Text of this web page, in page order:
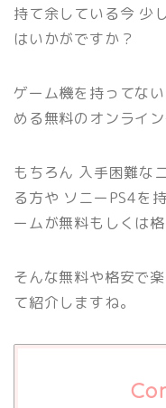
持て余している今 少
はいかがですか？
ゲーム機を持ってな
める無料のオンライ
もちろん 入手困難な
る方や ソニーPS4を
ームが無料もしくは
そんな無料や格安で
て紹介しますね。